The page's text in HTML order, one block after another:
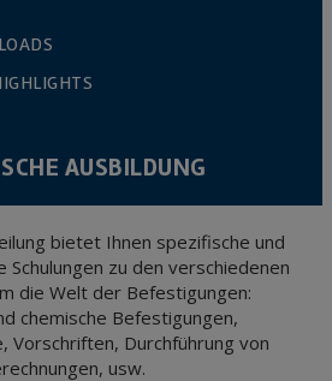
AUSBILDUNG
bietet Ihnen spezifische und
zu den verschiedenen
die Welt der Befestigungen:
chemische Befestigungen,
Vorschriften, Durchführung von
usw.